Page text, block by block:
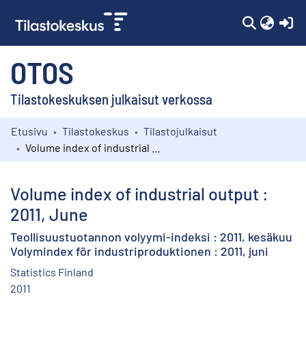
OTOS
Tilastokeskuksen julkaisut verkossa
Kokoelmat
Etusivu Tilastokeskus
Tilastojulkaisut
Volume index of industrial output :
2011, June
Teollisuustuotannon volyymi-indeksi : 2011, kesäkuu
Volymindex för industriproduktionen : 2011, juni
Statistics Finland
2011